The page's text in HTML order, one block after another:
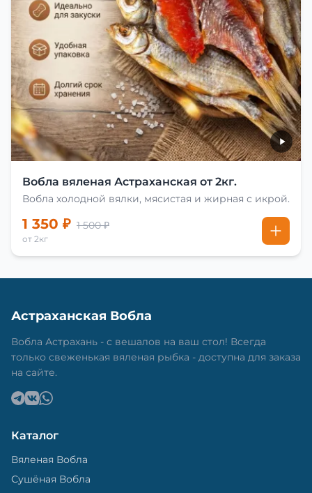
Вобла вяленая Астраханская от 2кг.
Вобла холодной вялки, мясистая и жирная с икрой.
1 350 ₽ 1 500 ₽
от 2кг
Астраханская Вобла
Вобла Астрахань - с вешалов на ваш стол! Всегда
только свеженькая вяленая рыбка - доступна для заказа
на сайте.
Каталог
Вяленая Вобла
Сушёная Вобла